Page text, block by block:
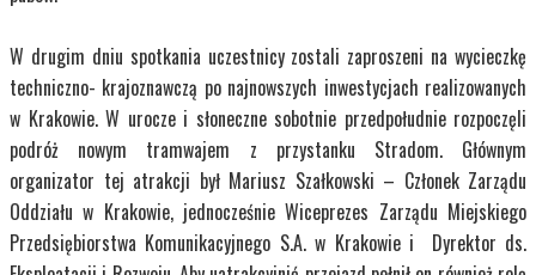
W drugim dniu spotkania uczestnicy zostali zaproszeni na wycieczkę
techniczno- krajoznawczą po najnowszych inwestycjach realizowanych
w Krakowie. W urocze i słoneczne sobotnie przedpołudnie rozpoczęli
podróż nowym tramwajem z przystanku Stradom. Głównym
organizator tej atrakcji był Mariusz Szałkowski – Członek Zarządu
Oddziału w Krakowie, jednocześnie Wiceprezes Zarządu Miejskiego
Przedsiębiorstwa Komunikacyjnego S.A. w Krakowie i Dyrektor ds.